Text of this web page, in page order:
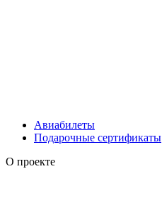
Авиабилеты
Подарочные сертификаты
О проекте